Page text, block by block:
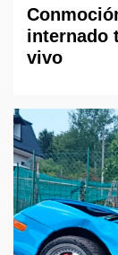
internado
vivo